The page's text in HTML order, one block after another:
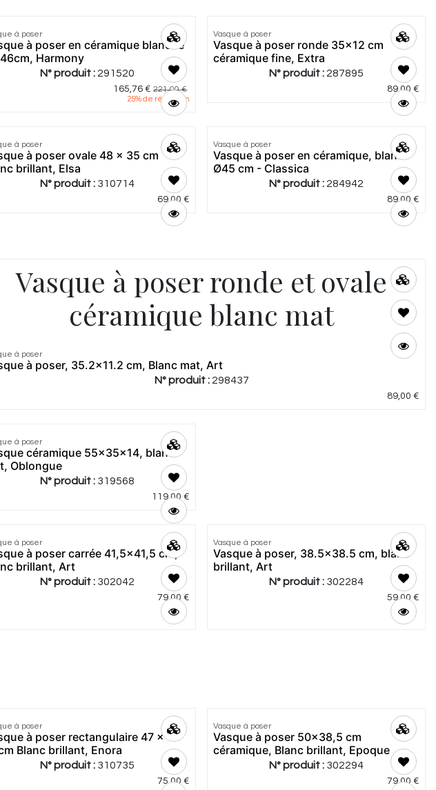
à poser
à poser en céramique blanche
Harmony
N° produit : 291520
165,76 € 221,00€
25% de réduction
Meilleur
prix
Vasque à poser
Vasque à poser ronde 35x12 cm
céramique fine, Extra
N° produit : 287895
89,00 €
à poser
à poser ovale 48 x 35 cm
brillant, Elsa
N° produit : 310714
69,00 €
Meilleur
prix
Vasque à poser
Vasque à poser en céramique, blanc -
Ø45 cm - Classica
N° produit : 284942
89,00 €
Vasque à poser ronde et ovale
céramique blanc mat
à poser
à poser, 35.2x11.2 cm, Blanc mat, Art
N° produit : 298437
89,00 €
à poser
céramique 55x35x14, blanc
Oblongue
N° produit : 319568
119,00 €
à poser
à poser carrée 41,5x41,5 cm,
brillant, Art
N° produit : 302042
79,00 €
Meilleur
prix
Vasque à poser
Vasque à poser, 38.5x38.5 cm, blanc
brillant, Art
N° produit : 302284
59,00 €
à poser
à poser rectangulaire 47 x
Blanc brillant, Enora
N° produit : 310735
75,00 €
Meilleur
prix
Vasque à poser
Vasque à poser 50x38,5 cm
céramique, Blanc brillant, Epoque
N° produit : 302294
79,00 €